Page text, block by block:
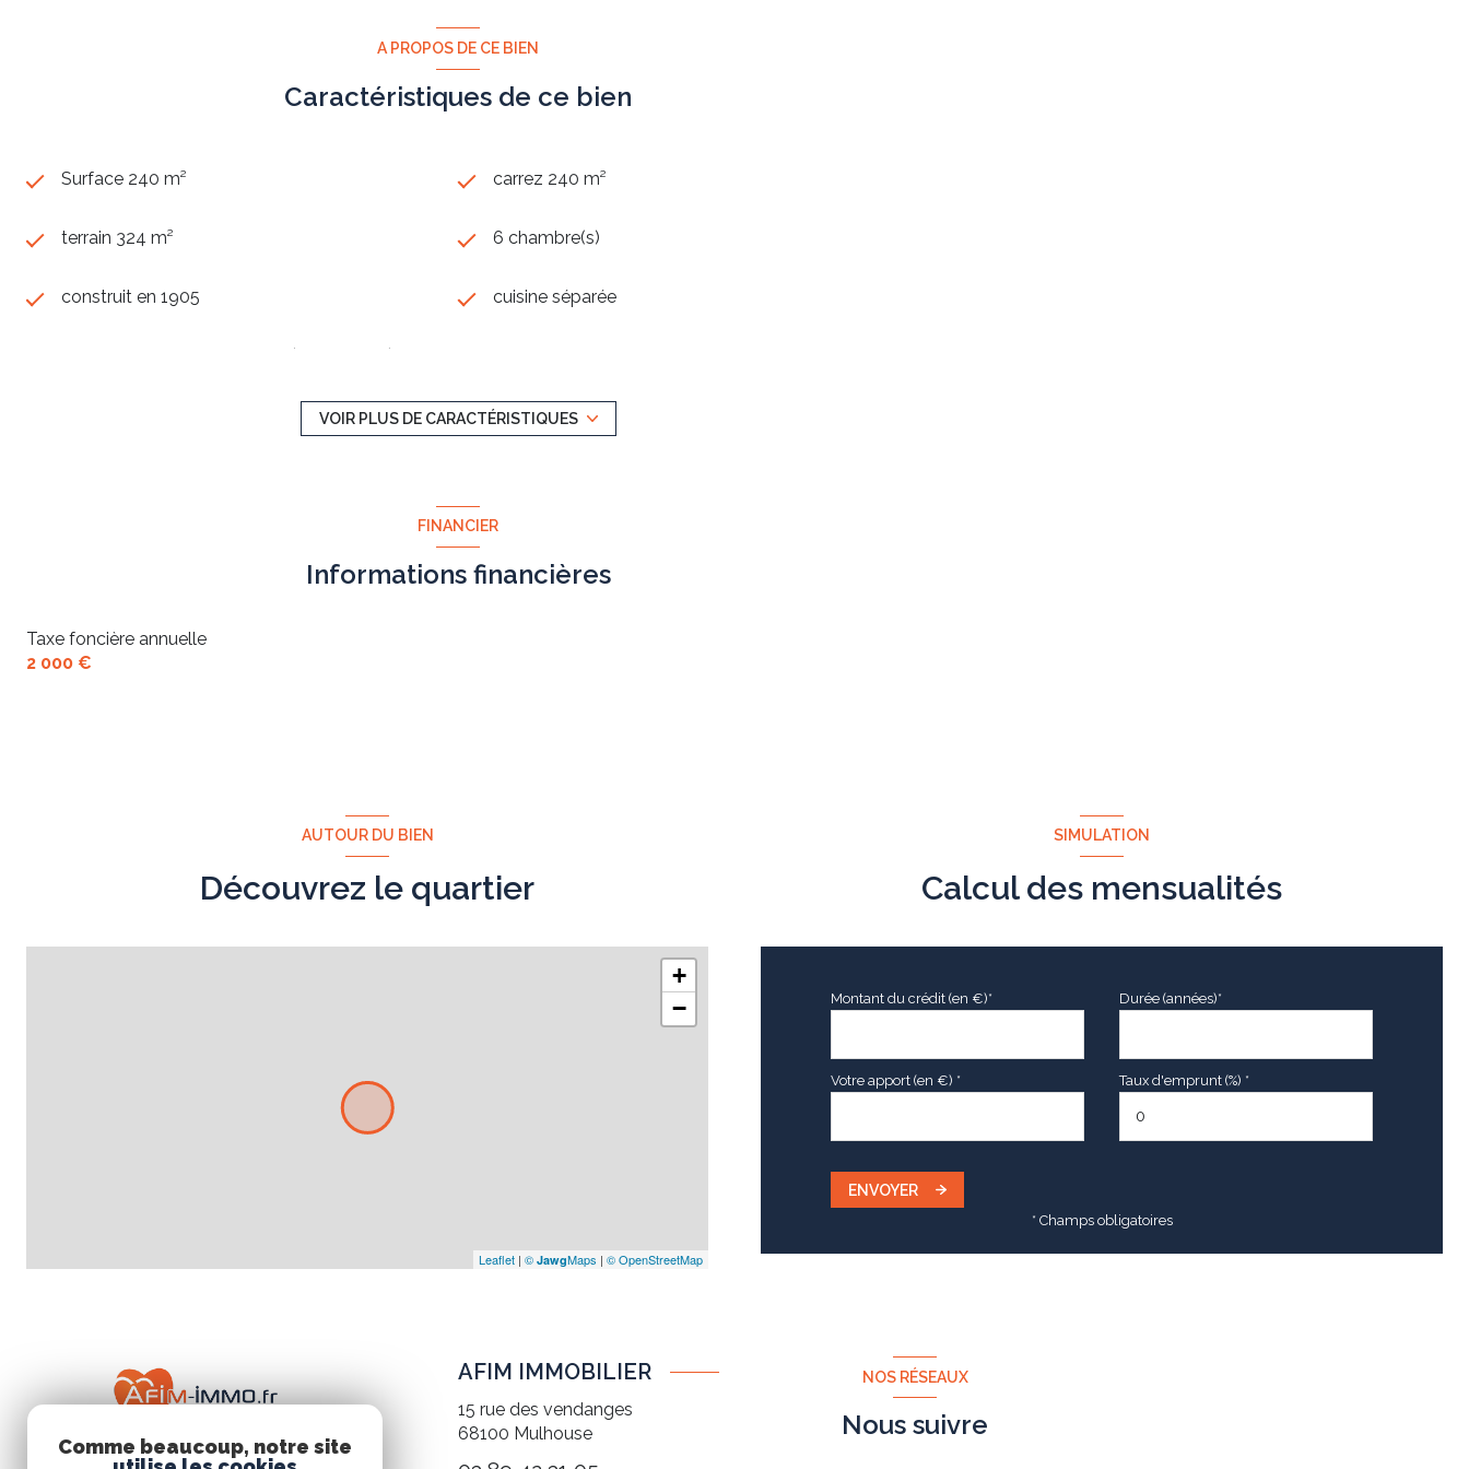
A PROPOS DE CE BIEN
Caractéristiques de ce bien
Surface 240 m² carrez 240 m²
terrain 324 m² 6 chambre(s)
construit en 1905 cuisine séparée
Chauffage central : radiateur (gaz de ville)
vue Rebberg
VOIR PLUS DE CARACTÉRISTIQUES
FINANCIER
Informations financières
Taxe foncière annuelle
2 000 €
AUTOUR DU BIEN
Découvrez le quartier
+
−
Leaflet | © JawgMaps | © OpenStreetMap
SIMULATION
Calcul des mensualités
Montant du crédit (en €)* Durée (années)*
Votre apport (en €) * Taux d'emprunt (%) *
ENVOYER
* Champs obligatoires
AFIM IMMOBILIER
15 rue des vendanges
68100 Mulhouse
NOS RÉSEAUX
Nous suivre
Comme beaucoup, notre site